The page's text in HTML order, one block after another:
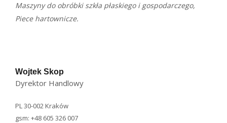
Maszyny do obróbki szkła płaskiego i gospodarczego,
Piece hartownicze.
Wojtek Skop
Dyrektor Handlowy
PL 30-002 Kraków
gsm: +48 605 326 007